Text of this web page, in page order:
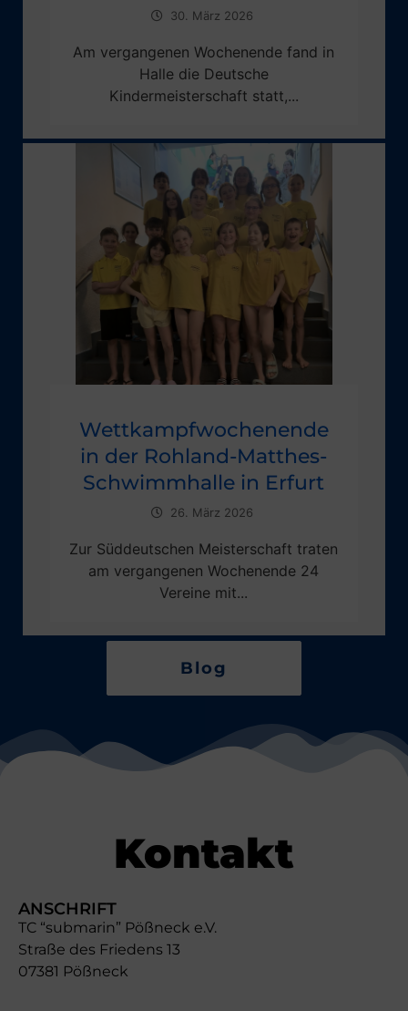
30. März 2026
Am vergangenen Wochenende fand in
Halle die Deutsche
Kindermeisterschaft statt,...
Wettkampfwochenende
in der Rohland-Matthes-
Schwimmhalle in Erfurt
26. März 2026
Zur Süddeutschen Meisterschaft traten
am vergangenen Wochenende 24
Vereine mit...
Blog
Kontakt
ANSCHRIFT
TC “submarin” Pößneck e.V.
Straße des Friedens 13
07381 Pößneck